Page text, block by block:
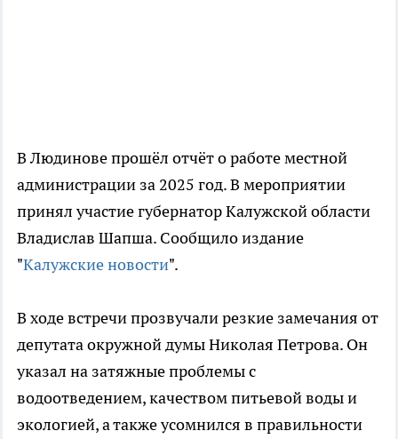
В Людинове прошёл отчёт о работе местной
администрации за 2025 год. В мероприятии
принял участие губернатор Калужской области
Владислав Шапша. Сообщило издание
"Калужские новости".
В ходе встречи прозвучали резкие замечания от
депутата окружной думы Николая Петрова. Он
указал на затяжные проблемы с
водоотведением, качеством питьевой воды и
экологией, а также усомнился в правильности